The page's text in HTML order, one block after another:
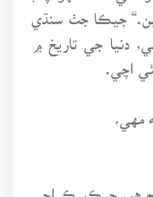
جيڪا جٺ سنڌي
دنيا جي تاريخ ۾
اچي.
مهي،
هو، جيڪو ڪراچي